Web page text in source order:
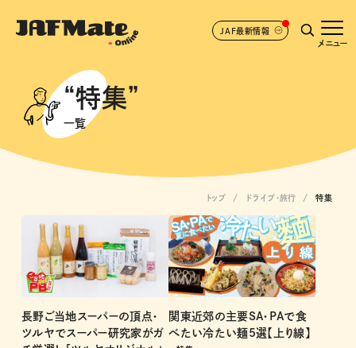
JAF最新情報
メニュー
“特集”
一覧
トップ ドライブ･旅行 特集
長野ご当地スーパーの頂点・
ツルヤでスーパー研究家がガ
関東近郊の主要SA・PAで食
べたい冷たい麺5選【上り線】